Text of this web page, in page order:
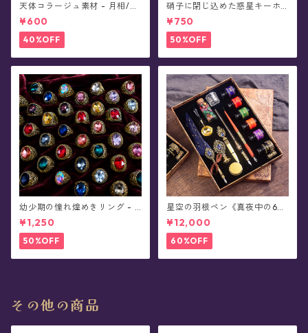
天体コラージュ素材 - 月相/フ
レークシール(45枚入)
¥600
40%OFF
硝子に閉じ込めた惑星キーホ
ルダー
¥750
50%OFF
幼少期の憧れ煌めきリング - S
irius★真夜中の星まつり★
¥1,250
50%OFF
星空の羽根ペン《真夜中の6彩
星魔法団》ガラスペン・イン
クセット(シーリングスタンプ
付き/全8色)0011
¥12,000
60%OFF
その他の商品